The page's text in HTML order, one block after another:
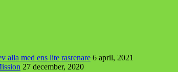
alla med ens lite rasrenare 6 april, 2021
27 december, 2020